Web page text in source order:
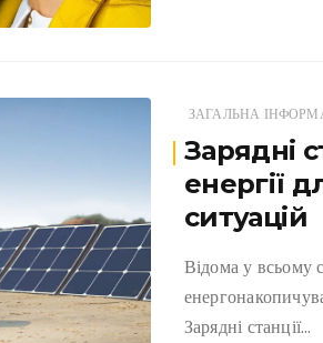
ЗАГАЛЬНА
Зарядні
енергії
ситуацій
Відома у всьому
Зарядні станції…